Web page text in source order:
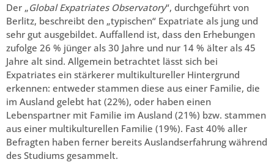
Der „Global Expatriates Observatory“, durchgeführt von
Berlitz, beschreibt den „typischen“ Expatriate als jung und
sehr gut ausgebildet. Auffallend ist, dass den Erhebungen
zufolge 26 % jünger als 30 Jahre und nur 14 % älter als 45
Jahre alt sind. Allgemein betrachtet lässt sich bei
Expatriates ein stärkerer multikultureller Hintergrund
erkennen: entweder stammen diese aus einer Familie, die
im Ausland gelebt hat (22%), oder haben einen
Lebenspartner mit Familie im Ausland (21%) bzw. stammen
aus einer multikulturellen Familie (19%). Fast 40% aller
Befragten haben ferner bereits Auslandserfahrung während
des Studiums gesammelt.